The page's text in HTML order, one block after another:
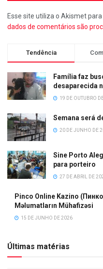
Esse site utiliza o Akismet
dados de comentários são
Tendência
Família faz
desaparecida
19 DE OUTUBRO
Semana será
20 DE JUNHO DE
Sine Porto
para porteiro
27 DE ABRIL DE
Pinco Online Kazino
Məlumatların Mühafizəsi
15 DE JUNHO DE 2026
Últimas matérias